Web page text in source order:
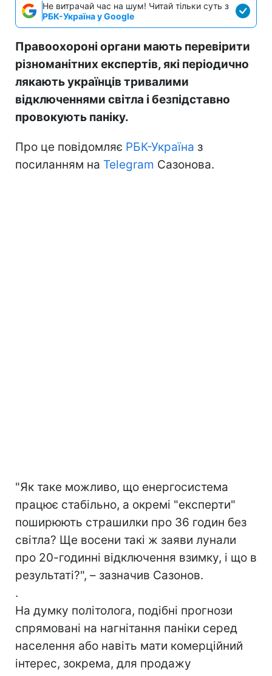
Не витрачай час на шум! Читай тільки суть з
РБК-Україна у Google
Правоохороні органи мають перевірити
різноманітних експертів, які періодично
лякають українців тривалими
відключеннями світла і безпідставно
провокують паніку.
Про це повідомляє РБК-Україна з
посиланням на Telegram Сазонова.
"Як таке можливо, що енергосистема
працює стабільно, а окремі "експерти"
поширюють страшилки про 36 годин без
світла? Ще восени такі ж заяви лунали
про 20-годинні відключення взимку, і що в
результаті?", – зазначив Сазонов.
.
На думку політолога, подібні прогнози
спрямовані на нагнітання паніки серед
населення або навіть мати комерційний
інтерес, зокрема, для продажу